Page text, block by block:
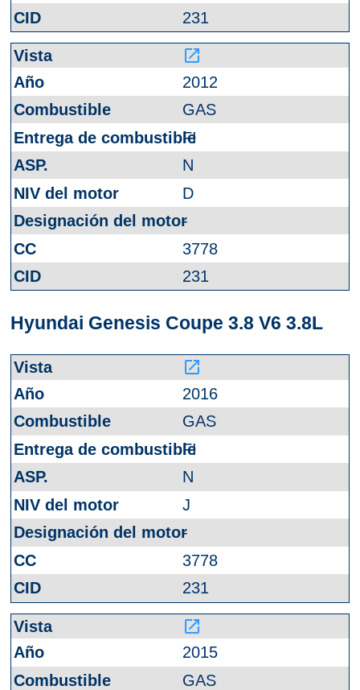
231
launch
2012
GAS
FI
N
D
-
3778
231
Hyundai Genesis Coupe 3.8 V6 3.8L
launch
2016
GAS
FI
N
J
-
3778
231
launch
2015
GAS